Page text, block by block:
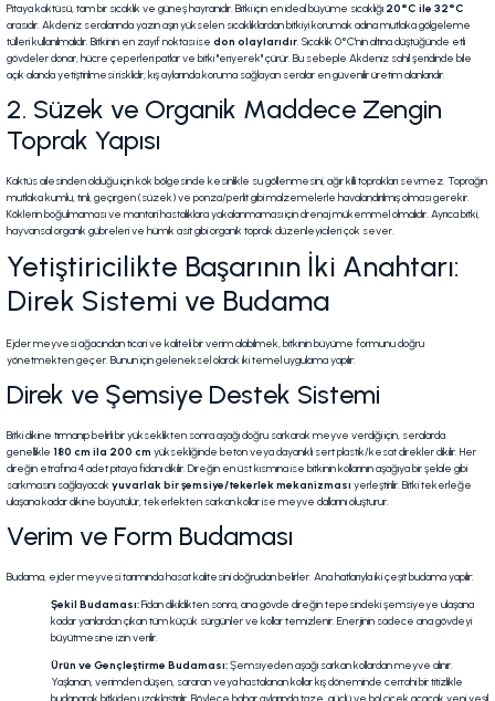
Pitaya kaktüsü, tam bir sıcaklık ve güneş hayranıdır. Bitki için en ideal büyüme sıcaklığı 20°C ile 32°C
arasıdır. Akdeniz seralarında yazın aşırı yükselen sıcaklıklardan bitkiyi korumak adına mutlaka gölgeleme
tülleri kullanılmalıdır. Bitkinin en zayıf noktası ise don olaylarıdır. Sıcaklık 0°C'nin altına düştüğünde etli
gövdeler donar, hücre çeperleri patlar ve bitki "eriyerek" çürür. Bu sebeple Akdeniz sahil şeridinde bile
açık alanda yetiştirilmesi risklidir; kış aylarında koruma sağlayan seralar en güvenilir üretim alanlarıdır.
2. Süzek ve Organik Maddece Zengin
Toprak Yapısı
Kaktüs ailesinden olduğu için kök bölgesinde kesinlikle su göllenmesini, ağır killi toprakları sevmez. Toprağın
mutlaka kumlu, tınlı, geçirgen (süzek) ve ponza/perlit gibi malzemelerle havalandırılmış olması gerekir.
Köklerin boğulmaması ve mantari hastalıklara yakalanmaması için drenaj mükemmel olmalıdır. Ayrıca bitki,
hayvansal organik gübreleri ve hümik asit gibi organik toprak düzenleyicileri çok sever.
Yetiştiricilikte Başarının İki Anahtarı:
Direk Sistemi ve Budama
Ejder meyvesi ağacından ticari ve kaliteli bir verim alabilmek, bitkinin büyüme formunu doğru
yönetmekten geçer. Bunun için geleneksel olarak iki temel uygulama yapılır:
Direk ve Şemsiye Destek Sistemi
Bitki dikine tırmanıp belirli bir yükseklikten sonra aşağı doğru sarkarak meyve verdiği için, seralarda
genellikle 180 cm ila 200 cm yüksekliğinde beton veya dayanıklı sert plastik/kesat direkler dikilir. Her
direğin etrafına 4 adet pitaya fidanı dikilir. Direğin en üst kısmına ise bitkinin kollarının aşağıya bir şelale gibi
sarkmasını sağlayacak yuvarlak bir şemsiye/tekerlek mekanizması yerleştirilir. Bitki tekerleğe
ulaşana kadar dikine büyütülür, tekerlekten sarkan kollar ise meyve dallarını oluşturur.
Verim ve Form Budaması
Budama, ejder meyvesi tarımında hasat kalitesini doğrudan belirler. Ana hatlarıyla iki çeşit budama yapılır:
Şekil Budaması:Fidan dikildikten sonra, ana gövde direğin tepesindeki şemsiyeye ulaşana
kadar yanlardan çıkan tüm küçük sürgünler ve kollar temizlenir. Enerjinin sadece ana gövdeyi
büyütmesine izin verilir.
Ürün ve Gençleştirme Budaması:Şemsiyeden aşağı sarkan kollardan meyve alınır.
Yaşlanan, verimden düşen, sararan veya hastalanan kollar kış döneminde cerrahi bir titizlikle